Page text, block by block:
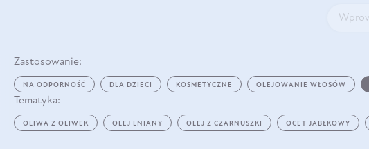
Zastosowanie:
NA ODPORNOŚĆ DLA DZIECI KOSMETYCZNE OLEJOWANIE WŁOSÓW
Tematyka:
OLIWA Z OLIWEK OLEJ LNIANY OLEJ Z CZARNUSZKI OCET JABŁKOWY